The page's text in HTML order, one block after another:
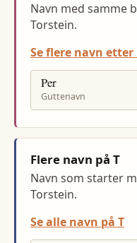
Navn med samme
Torstein.
Se flere navn
Per
Guttenavn
Flere navn på T
Navn som starter
Torstein.
Se alle navn på T